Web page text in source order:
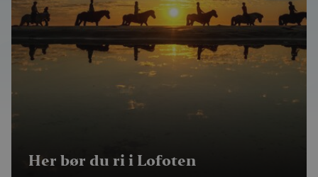
Her bør du ri i Lofoten